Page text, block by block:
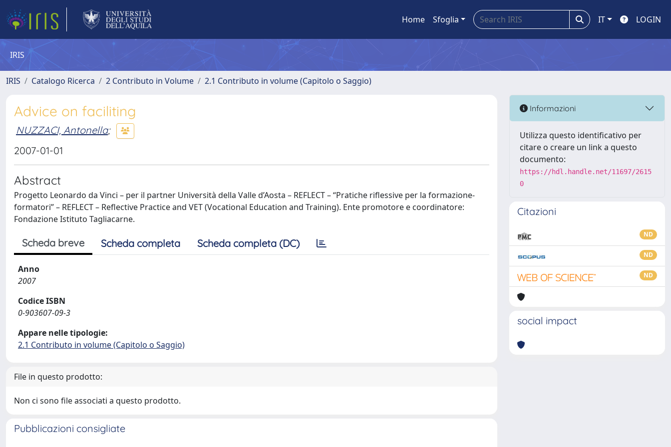
Home Sfoglia IT LOGIN
IRIS
IRIS Catalogo Ricerca 2 Contributo in Volume 2.1 Contributo in volume (Capitolo o Saggio)
Advice on faciliting
NUZZACI, Antonella;
2007-01-01
Abstract
Progetto Leonardo da Vinci – per il partner Università della Valle d’Aosta – REFLECT – “Pratiche riflessive per la formazione-
formatori” – REFLECT – Reflective Practice and VET (Vocational Education and Training). Ente promotore e coordinatore:
Fondazione Istituto Tagliacarne.
Scheda breve Scheda completa Scheda completa (DC)
Anno
2007
Codice ISBN
0-903607-09-3
Appare nelle tipologie:
2.1 Contributo in volume (Capitolo o Saggio)
File in questo prodotto:
Non ci sono file associati a questo prodotto.
Pubblicazioni consigliate
Informazioni
Utilizza questo identificativo per
citare o creare un link a questo
documento:
https://hdl.handle.net/11697/2615
0
Citazioni
ND
ND
ND
social impact